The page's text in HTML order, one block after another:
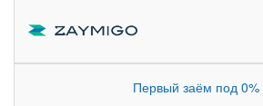
Первый заём под 0%